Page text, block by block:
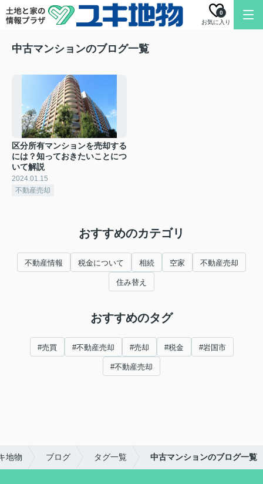
お気に入り
0
中古マンションのブログ一覧
区分所有マンションを売却する
には？知っておきたいことにつ
いて解説
2024.01.15
不動産売却
おすすめのカテゴリ
不動産情報 税金について 相続 空家 不動産売却
住み替え
おすすめのタグ
#売買 #不動産売却 #売却 #税金 #岩国市
#不動産売却
地物 ブログ タグ一覧 中古マンションのブログ一覧